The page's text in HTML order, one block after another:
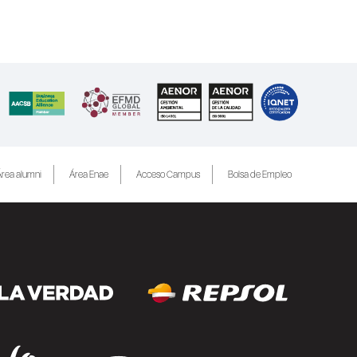
alumni Área Enae Acceso Campus Bolsa de Empleo